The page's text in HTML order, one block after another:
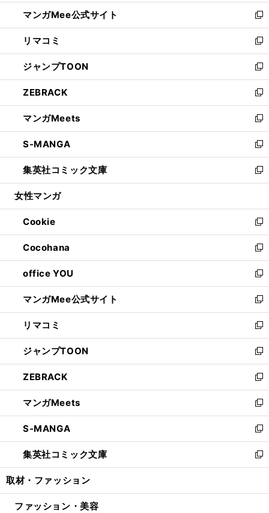
く
ン
ド
ウ
で
開
く
ウ
ィ
ン
ド
ウ
で
開
く
し
い
ウ
ィ
ン
ド
ウ
で
開
く
マンガMee公式サイト
新
し
い
ウ
ィ
ン
ド
ウ
で
開
く
リマコミ
新
し
い
ウ
ィ
ン
ド
ウ
で
開
く
ジャンプTOON
新
し
い
ウ
ィ
ン
ド
ウ
で
開
ZEBRACK
新
し
い
ウ
ィ
ン
ド
ウ
開
く
マンガMeets
新
し
い
ウ
ィ
ン
ウ
で
開
く
S-MANGA
新
し
い
ウ
ン
ド
ウ
で
開
く
集英社コミック文庫
新
し
ウ
ィ
ン
ド
ウ
で
開
く
女性マンガ
Cookie
新
し
い
ウ
ィ
ン
ド
ウ
で
開
く
Cocohana
新
し
い
ウ
ィ
ン
ド
ウ
で
開
く
office YOU
新
し
い
ウ
ィ
ン
ド
ウ
で
開
く
マンガMee公式サイト
新
し
い
ウ
ィ
ン
ド
ウ
で
開
く
リマコミ
新
し
い
ウ
ィ
ン
ド
ウ
で
開
く
ジャンプTOON
新
し
い
ウ
ィ
ン
ド
ウ
で
開
ZEBRACK
新
し
い
ウ
ィ
ン
ド
ウ
開
マンガMeets
新
し
い
ウ
ィ
ン
ウ
S-MANGA
新
し
い
ウ
ン
集英社コミック文庫
新
し
ウ
取材・ファッション
ファッション・美容